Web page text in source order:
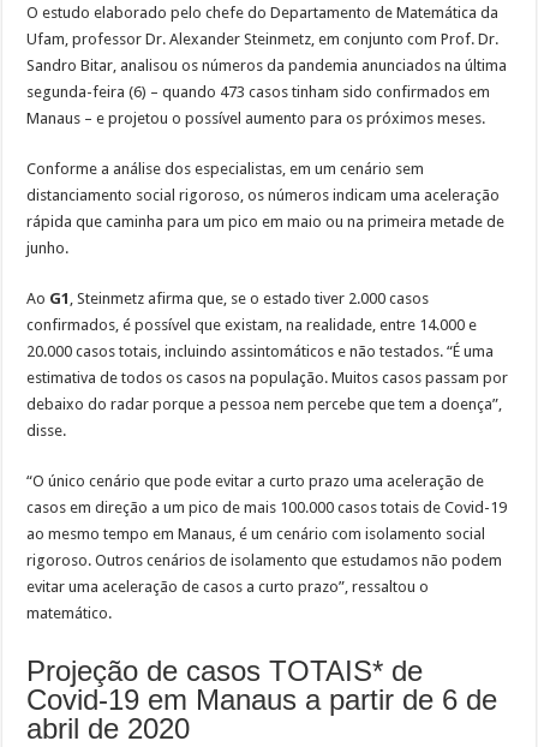
O estudo elaborado pelo chefe do Departamento de Matemática da
Ufam, professor Dr. Alexander Steinmetz, em conjunto com Prof. Dr.
Sandro Bitar, analisou os números da pandemia anunciados na última
segunda-feira (6) – quando 473 casos tinham sido confirmados em
Manaus – e projetou o possível aumento para os próximos meses.
Conforme a análise dos especialistas, em um cenário sem
distanciamento social rigoroso, os números indicam uma aceleração
rápida que caminha para um pico em maio ou na primeira metade de
junho.
Ao G1 , Steinmetz afirma que, se o estado tiver 2.000 casos
confirmados, é possível que existam, na realidade, entre 14.000 e
20.000 casos totais, incluindo assintomáticos e não testados. “É uma
estimativa de todos os casos na população. Muitos casos passam por
debaixo do radar porque a pessoa nem percebe que tem a doença”,
disse.
“O único cenário que pode evitar a curto prazo uma aceleração de
casos em direção a um pico de mais 100.000 casos totais de Covid-19
ao mesmo tempo em Manaus, é um cenário com isolamento social
rigoroso. Outros cenários de isolamento que estudamos não podem
evitar uma aceleração de casos a curto prazo”, ressaltou o
matemático.
Projeção de casos TOTAIS* de
Covid-19 em Manaus a partir de 6 de
abril de 2020